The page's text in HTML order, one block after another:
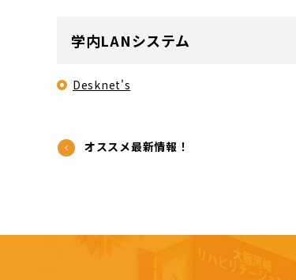
学内LANシステム
Desknet's
オススメ最新情報！